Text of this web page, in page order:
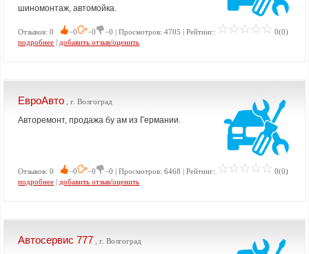
шиномонтаж, автомойка.
Отзывов: 0 −0 −0 −0 | Просмотров: 4705 | Рейтинг:
0(0)
подробнее | добавить отзыв/оценить
ЕвроАвто , г. Волгоград
Авторемонт, продажа бу ам из Германии.
Отзывов: 0 −0 −0 −0 | Просмотров: 6468 | Рейтинг:
0(0)
подробнее | добавить отзыв/оценить
Автосервис 777 , г. Волгоград